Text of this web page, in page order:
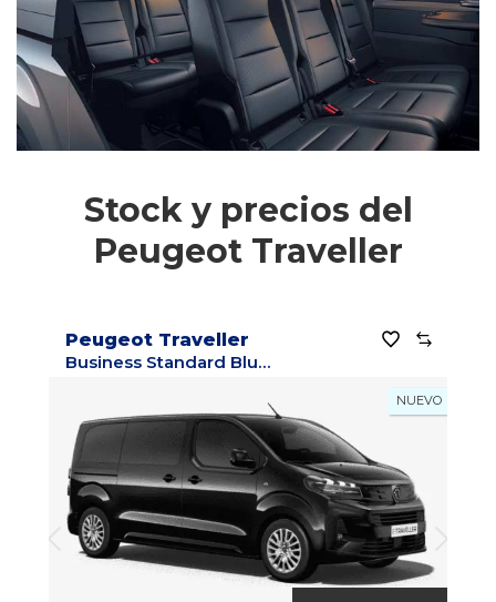
Stock y precios del
Peugeot Traveller
Peugeot Traveller
Business Standard BlueHDi 180 S&S EAT8
NUEVO